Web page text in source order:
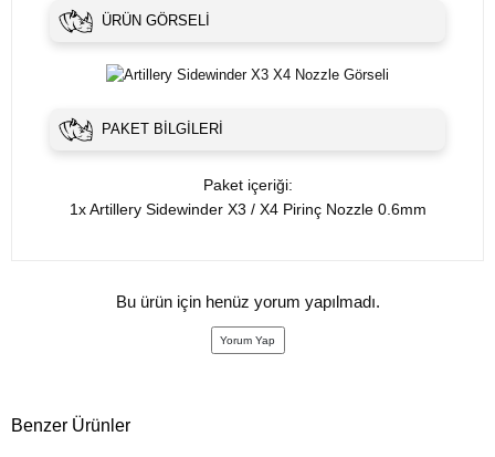
ÜRÜN GÖRSELI
PAKET BILGILERI
Paket içeriği:
1x Artillery Sidewinder X3 / X4 Pirinç Nozzle 0.6mm
Bu ürün için henüz yorum yapılmadı.
Yorum Yap
Benzer Ürünler